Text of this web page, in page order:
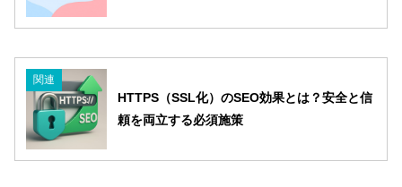
関連
HTTPS（SSL化）のSEO効果とは？安全と信
頼を両立する必須施策